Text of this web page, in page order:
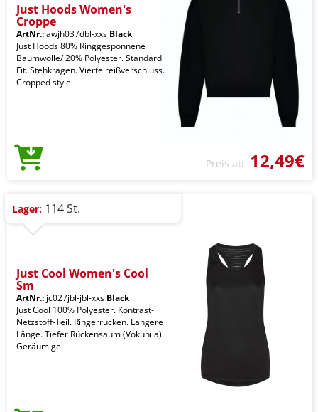
Just Hoods Women's
Croppe
ArtNr.:awjh037dbl-xxs Black
Just Hoods 80% Ringgesponnene
Baumwolle/ 20% Polyester. Standard
Fit. Stehkragen. Viertelreißverschluss.
Cropped style.
Preis ab 12,49€
Lager: 114 St.
Just Cool Women's Cool
Sm
ArtNr.: jc027jbl-jbl-xxs Black
Just Cool 100% Polyester. Kontrast-
Netzstoff-Teil. Ringerrücken. Längere
Länge. Tiefer Rückensaum (Vokuhila).
Geräumige